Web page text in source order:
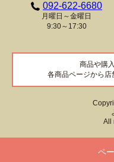
092-622-6680
月曜日～金曜日
9:30～17:30
商品や購
各商品ページから店
All
ペ